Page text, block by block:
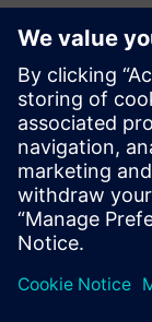
Pročitajte
Steknite nove
tržištu općenito.
Posjetite blog